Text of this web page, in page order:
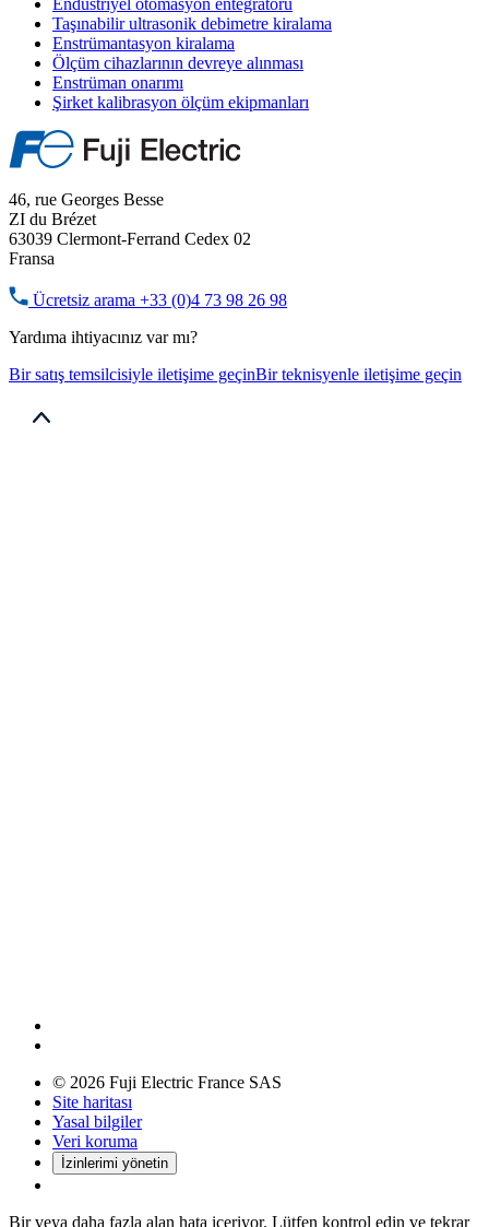
Endüstriyel otomasyon entegratörü
Taşınabilir ultrasonik debimetre kiralama
Enstrümantasyon kiralama
Ölçüm cihazlarının devreye alınması
Enstrüman onarımı
Şirket kalibrasyon ölçüm ekipmanları
46, rue Georges Besse
ZI du Brézet
63039 Clermont-Ferrand Cedex 02
Fransa
Ücretsiz arama +33 (0)4 73 98 26 98
Yardıma ihtiyacınız var mı?
Bir satış temsilcisiyle iletişime geçinBir teknisyenle iletişime geçin
© 2026 Fuji Electric France SAS
Site haritası
Yasal bilgiler
Veri koruma
İzinlerimi yönetin
Bir veya daha fazla alan hata içeriyor. Lütfen kontrol edin ve tekrar